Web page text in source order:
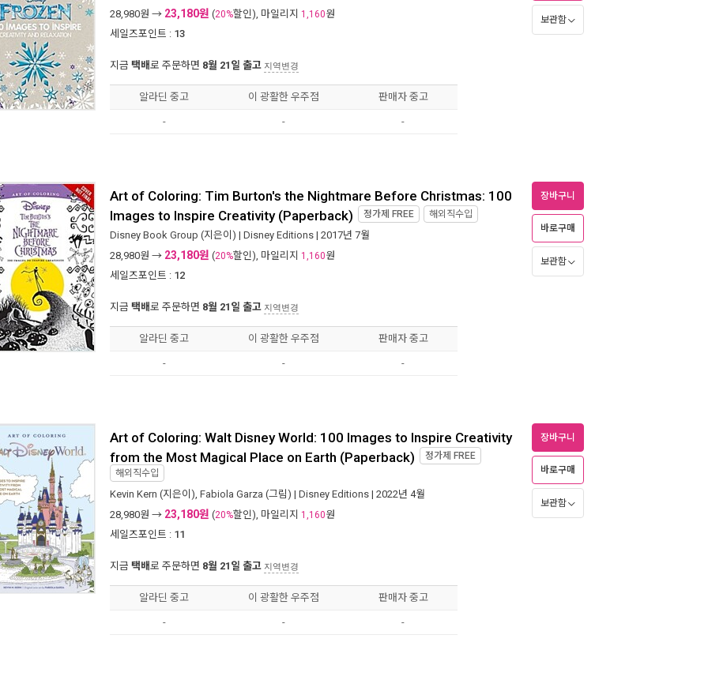
28,980원 → 23,180원 (20%할인), 마일리지 1,160원
세일즈포인트 : 13
지금 택배로 주문하면 8월 21일 출고 지역변경
보관함
알라딘 중고 이 광활한 우주점 판매자 중고
- - -
Art of Coloring: Tim Burton's the Nightmare Before Christmas: 100
Images to Inspire Creativity (Paperback) 정가제 FREE 해외직수입
Disney Book Group (지은이) | Disney Editions | 2017년 7월
28,980원 → 23,180원 (20%할인), 마일리지 1,160원
세일즈포인트 : 12
지금 택배로 주문하면 8월 21일 출고 지역변경
장바구니
바로구매
보관함
알라딘 중고 이 광활한 우주점 판매자 중고
- - -
Art of Coloring: Walt Disney World: 100 Images to Inspire Creativity
from the Most Magical Place on Earth (Paperback) 정가제
FREE
해외직수입
Kevin Kern (지은이), Fabiola Garza (그림) | Disney Editions | 2022년 4월
28,980원 → 23,180원 (20%할인), 마일리지 1,160원
세일즈포인트 : 11
지금 택배로 주문하면 8월 21일 출고 지역변경
장바구니
바로구매
보관함
알라딘 중고 이 광활한 우주점 판매자 중고
- - -